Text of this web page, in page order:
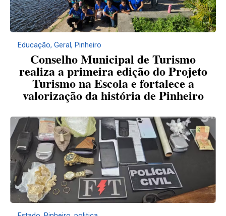
Educação, Geral, Pinheiro
Conselho Municipal de Turismo
realiza a primeira edição do Projeto
Turismo na Escola e fortalece a
valorização da história de Pinheiro